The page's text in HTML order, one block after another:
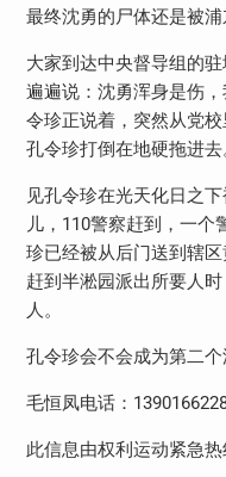
最终沈勇的尸体还是被浦
大家到达中央督导组的
遍遍说：沈勇浑身是伤
令珍正说着，突然从党校
孔令珍打倒在地硬拖进去
见孔令珍在光天化日之
儿， 110警察赶到，一个
珍已经被从后门送到辖
赶到半淞园派出所要人
人。
孔令珍会不会成为第二
毛恒凤电话：
此信息由权利运动紧急